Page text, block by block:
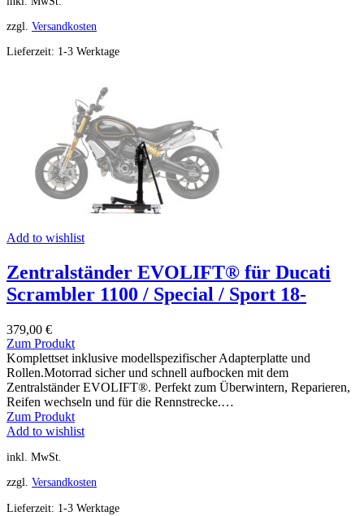
zzgl. Versandkosten
Lieferzeit: 1-3 Werktage
Add to wishlist
Zentralständer EVOLIFT® für Ducati
Scrambler 1100 / Special / Sport 18-
379,00 €
Zum Produkt
Komplettset inklusive modellspezifischer Adapterplatte und
Rollen.Motorrad sicher und schnell aufbocken mit dem
Zentralständer EVOLIFT®. Perfekt zum Überwintern, Reparieren,
Reifen wechseln und für die Rennstrecke.…
Zum Produkt
Add to wishlist
inkl. MwSt.
zzgl. Versandkosten
Lieferzeit: 1-3 Werktage